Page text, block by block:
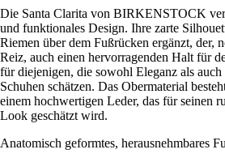
Die Santa Clarita von BIRKENSTOCK
und funktionales Design. Ihre zarte
Riemen über dem Fußrücken ergänzt, der,
Reiz, auch einen hervorragenden Halt für
für diejenigen, die sowohl Eleganz als
Schuhen schätzen. Das Obermaterial
einem hochwertigen Leder, das für seinen
Look geschätzt wird.
Anatomisch geformtes, herausnehmbares